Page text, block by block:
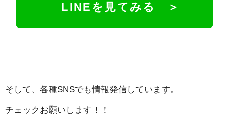
LINEを見てみる ＞
そして、各種SNSでも情報発信しています。
チェックお願いします！！